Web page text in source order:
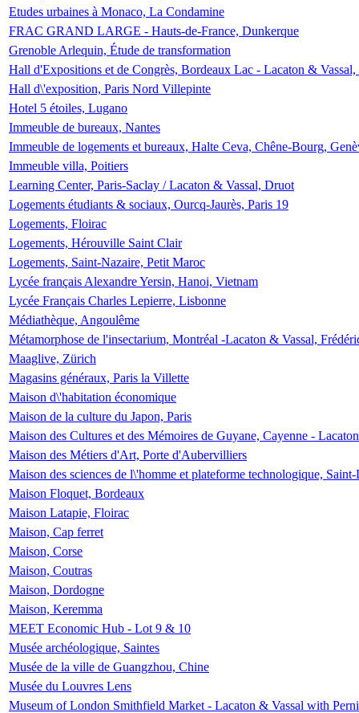
Etudes urbaines à Monaco, La Condamine
FRAC GRAND LARGE - Hauts-de-France, Dunkerque
Grenoble Arlequin, Étude de transformation
Hall d'Expositions et de Congrès, Bordeaux Lac - Lacaton &
Hall d\'exposition, Paris Nord Villepinte
Hotel 5 étoiles, Lugano
Immeuble de bureaux, Nantes
Immeuble de logements et bureaux, Halte Ceva, Chêne-Bourg,
Immeuble villa, Poitiers
Learning Center, Paris-Saclay / Lacaton & Vassal, Druot
Logements étudiants & sociaux, Ourcq-Jaurès, Paris 19
Logements, Floirac
Logements, Hérouville Saint Clair
Logements, Saint-Nazaire, Petit Maroc
Lycée français Alexandre Yersin, Hanoi, Vietnam
Lycée Français Charles Lepierre, Lisbonne
Médiathèque, Angoulême
Métamorphose de l'insectarium, Montréal -Lacaton & Vassal,
Maaglive, Zürich
Magasins généraux, Paris la Villette
Maison d\'habitation économique
Maison de la culture du Japon, Paris
Maison des Cultures et des Mémoires de Guyane, Cayenne -
Maison des Métiers d'Art, Porte d'Aubervilliers
Maison des sciences de l\'homme et plateforme technologique,
Maison Floquet, Bordeaux
Maison Latapie, Floirac
Maison, Cap ferret
Maison, Corse
Maison, Coutras
Maison, Dordogne
Maison, Keremma
MEET Economic Hub - Lot 9 & 10
Musée archéologique, Saintes
Musée de la ville de Guangzhou, Chine
Musée du Louvres Lens
Museum of London Smithfield Market - Lacaton & Vassal with